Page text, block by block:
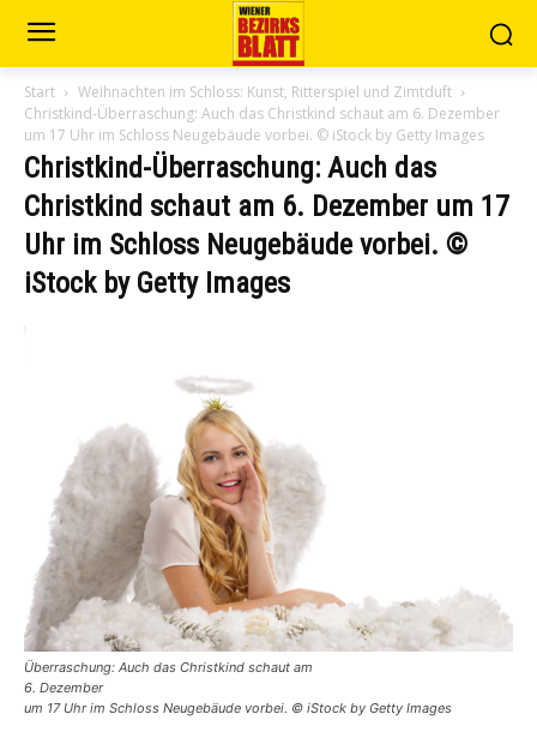
Start
Weihnachten im Schloss: Kunst, Ritterspiel und Zimtduft
Christkind-Überraschung: Auch das Christkind schaut am 6. Dezember
um 17 Uhr im Schloss Neugebäude vorbei. © iStock by Getty Images
Christkind-Überraschung: Auch das
Christkind schaut am 6. Dezember um 17
Uhr im Schloss Neugebäude vorbei. ©
iStock by Getty Images
Überraschung: Auch das Christkind schaut am
6. Dezember
um 17 Uhr im Schloss Neugebäude vorbei. © iStock by Getty Images